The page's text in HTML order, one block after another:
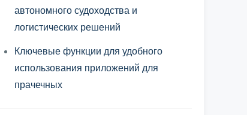
автономного судоходства и
логистических решений
Ключевые функции для удобного
использования приложений для
прачечных